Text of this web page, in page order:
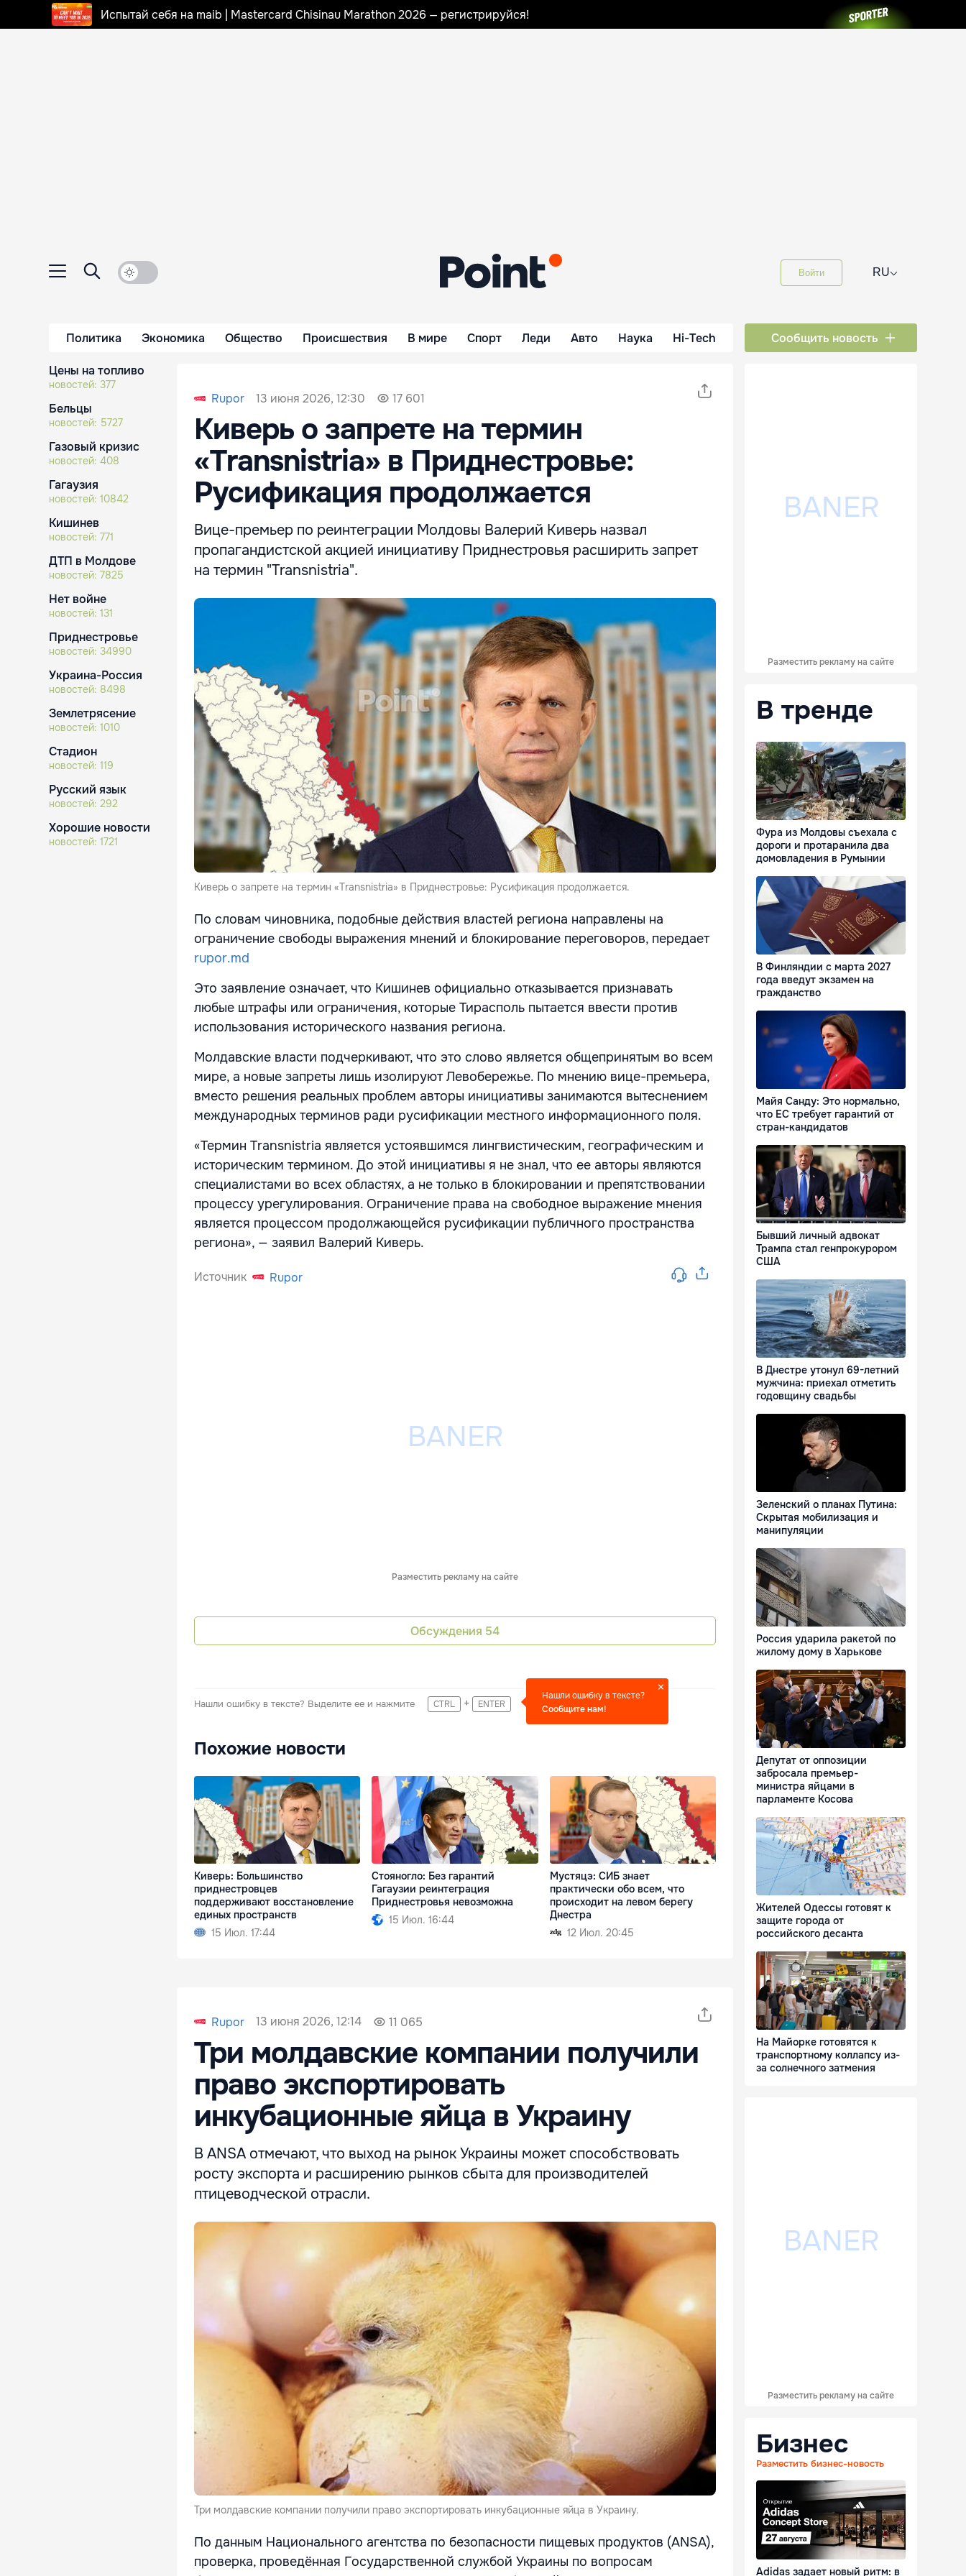
Испытай себя на maib | Mastercard Chisinau Marathon 2026 — регистрируйся!
Войти RU⌵
Политика Экономика Общество Происшествия В мире Спорт Леди Авто Наука Hi-Tech Сообщить новость
Цены на топливо
новостей: 377
Бельцы
новостей: 5727
Газовый кризис
новостей: 408
Гагаузия
новостей: 10842
Кишинев
новостей: 771
ДТП в Молдове
новостей: 7825
Нет войне
новостей: 131
Приднестровье
новостей: 34990
Украина-Россия
новостей: 8498
Землетрясение
новостей: 1010
Стадион
новостей: 119
Русский язык
новостей: 292
Хорошие новости
новостей: 1721
Rupor 13 июня 2026, 12:30 17 601
Киверь о запрете на термин
«Transnistria» в Приднестровье:
Русификация продолжается
Вице-премьер по реинтеграции Молдовы Валерий Киверь назвал
пропагандистской акцией инициативу Приднестровья расширить запрет
на термин "Transnistria".
Киверь о запрете на термин «Transnistria» в Приднестровье: Русификация продолжается.
По словам чиновника, подобные действия властей региона направлены на
ограничение свободы выражения мнений и блокирование переговоров, передает
rupor.md
Это заявление означает, что Кишинев официально отказывается признавать
любые штрафы или ограничения, которые Тирасполь пытается ввести против
использования исторического названия региона.
Молдавские власти подчеркивают, что это слово является общепринятым во всем
мире, а новые запреты лишь изолируют Левобережье. По мнению вице-премьера,
вместо решения реальных проблем авторы инициативы занимаются вытеснением
международных терминов ради русификации местного информационного поля.
«Термин Transnistria является устоявшимся лингвистическим, географическим и
историческим термином. До этой инициативы я не знал, что ее авторы являются
специалистами во всех областях, а не только в блокировании и препятствовании
процессу урегулирования. Ограничение права на свободное выражение мнения
является процессом продолжающейся русификации публичного пространства
региона», — заявил Валерий Киверь.
Источник Rupor
Разместить рекламу на сайте
Обсуждения 54
Нашли ошибку в тексте? Выделите ее и нажмите CTRL + ENTER
Нашли ошибку в тексте?
Сообщите нам!
Похожие новости
Киверь: Большинство
приднестровцев
поддерживают восстановление
единых пространств
15 Июл. 17:44
Стояногло: Без гарантий
Гагаузии реинтеграция
Приднестровья невозможна
15 Июл. 16:44
Мустяцэ: СИБ знает
практически обо всем, что
происходит на левом берегу
Днестра
12 Июл. 20:45
Rupor 13 июня 2026, 12:14 11 065
Три молдавские компании получили
право экспортировать
инкубационные яйца в Украину
В ANSA отмечают, что выход на рынок Украины может способствовать
росту экспорта и расширению рынков сбыта для производителей
птицеводческой отрасли.
Три молдавские компании получили право экспортировать инкубационные яйца в Украину.
По данным Национального агентства по безопасности пищевых продуктов (ANSA),
проверка, проведённая Государственной службой Украины по вопросам
Разместить рекламу на сайте
В тренде
Фура из Молдовы съехала с
дороги и протаранила два
домовладения в Румынии
В Финляндии с марта 2027
года введут экзамен на
гражданство
Майя Санду: Это нормально,
что ЕС требует гарантий от
стран-кандидатов
Бывший личный адвокат
Трампа стал генпрокурором
США
В Днестре утонул 69-летний
мужчина: приехал отметить
годовщину свадьбы
Зеленский о планах Путина:
Скрытая мобилизация и
манипуляции
Россия ударила ракетой по
жилому дому в Харькове
Депутат от оппозиции
забросала премьер-
министра яйцами в
парламенте Косова
Жителей Одессы готовят к
защите города от
российского десанта
На Майорке готовятся к
транспортному коллапсу из-
за солнечного затмения
Разместить рекламу на сайте
Бизнес
Разместить бизнес-новость
Adidas задает новый ритм: в